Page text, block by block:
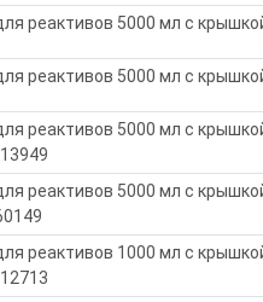
реактивов 5000 мл с
реактивов 5000 мл с
реактивов 5000 мл с
реактивов 5000 мл с
реактивов 1000 мл с